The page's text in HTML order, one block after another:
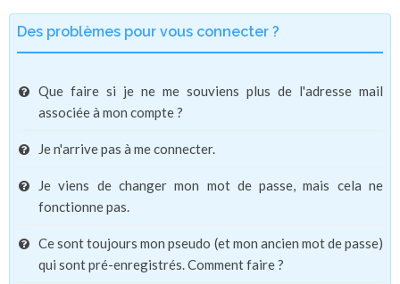
Des problèmes pour vous connecter ?
Que faire si je ne me souviens plus de l'adresse mail
associée à mon compte ?
Je n'arrive pas à me connecter.
Je viens de changer mon mot de passe, mais cela ne
fonctionne pas.
Ce sont toujours mon pseudo (et mon ancien mot de passe)
qui sont pré-enregistrés. Comment faire ?